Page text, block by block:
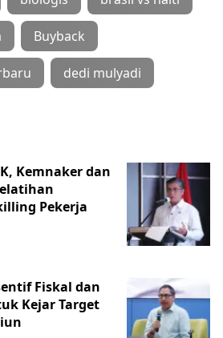
Buyback
dedi mulyadi
Kemnaker dan
Pekerja
Fiskal dan
Kejar Target